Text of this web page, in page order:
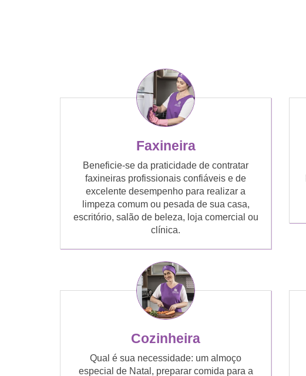
Faxineira
Beneficie-se da praticidade de contratar
faxineiras profissionais confiáveis e de
excelente desempenho para realizar a
limpeza comum ou pesada de sua casa,
escritório, salão de beleza, loja comercial ou
clínica.
Cozinheira
Qual é sua necessidade: um almoço
especial de Natal, preparar comida para a